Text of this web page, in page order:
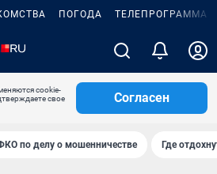
ПОГОДА ТЕЛЕПРОГРАММА
cookie-
свое
Согласен
по делу о мошенничестве Где